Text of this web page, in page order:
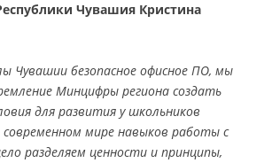
Чувашия Кристина
Чувашии безопасное офисное ПО, мы
Минцифры региона создать
для развития у школьников
мире навыков работы с
разделяем ценности и принципы,